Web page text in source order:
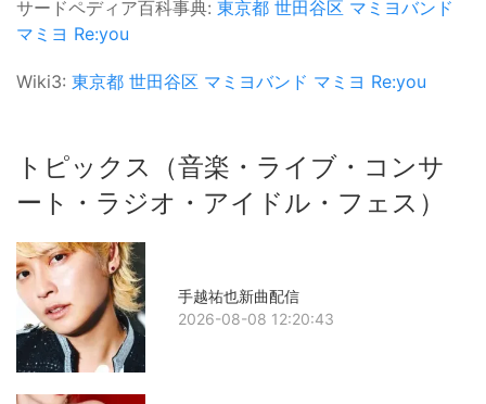
サードペディア百科事典: 東京都 世田谷区 マミヨバンド
マミヨ Re:you
Wiki3: 東京都 世田谷区 マミヨバンド マミヨ Re:you
トピックス（音楽・ライブ・コンサ
ート・ラジオ・アイドル・フェス）
手越祐也新曲配信
2026-08-08 12:20:43